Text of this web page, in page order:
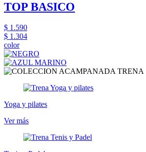
TOP BASICO
$ 1.590
$ 1.304
color
Yoga y pilates
Ver más